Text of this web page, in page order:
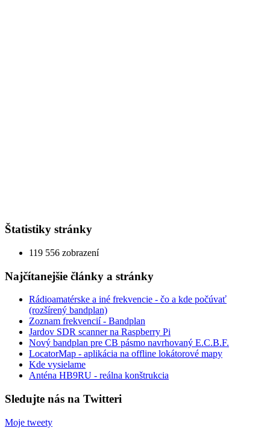
Štatistiky stránky
119 556 zobrazení
Najčítanejšie články a stránky
Rádioamatérske a iné frekvencie - čo a kde počúvať
(rozšírený bandplan)
Zoznam frekvencií - Bandplan
Jardov SDR scanner na Raspberry Pi
Nový bandplan pre CB pásmo navrhovaný E.C.B.F.
LocatorMap - aplikácia na offline lokátorové mapy
Kde vysielame
Anténa HB9RU - reálna konštrukcia
Sledujte nás na Twitteri
Moje tweety